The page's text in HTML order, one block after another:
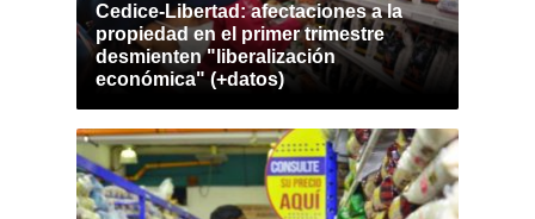
Cedice-Libertad: afectaciones a la
propiedad en el primer trimestre
desmienten "liberalización
económica" (+datos)